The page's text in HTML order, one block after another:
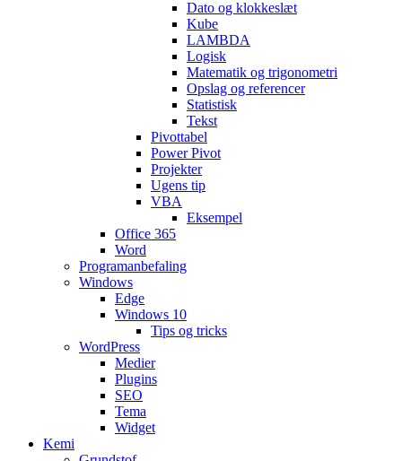
Dato og klokkeslæt
Kube
LAMBDA
Logisk
Matematik og trigonometri
Opslag og referencer
Statistisk
Tekst
Pivottabel
Power Pivot
Projekter
Ugens tip
VBA
Eksempel
Office 365
Word
Programanbefaling
Windows
Edge
Windows 10
Tips og tricks
WordPress
Medier
Plugins
SEO
Tema
Widget
Kemi